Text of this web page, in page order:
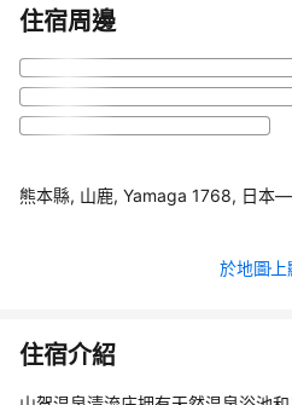
住宿周邊
熊本縣, 山鹿, Yamaga 1768, 日本—
於地圖上
住宿介紹